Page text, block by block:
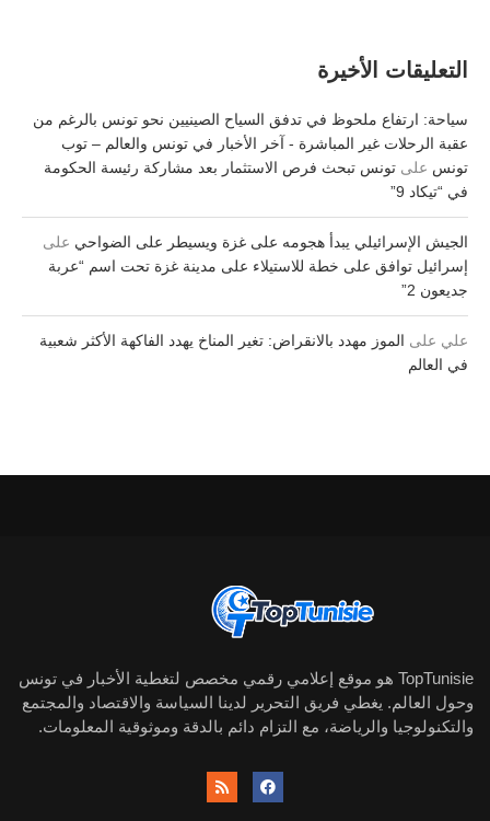
التعليقات الأخيرة
سياحة: ارتفاع ملحوظ في تدفق السياح الصينيين نحو تونس بالرغم من
عقبة الرحلات غير المباشرة - آخر الأخبار في تونس والعالم – توب
تونس على تونس تبحث فرص الاستثمار بعد مشاركة رئيسة الحكومة
في “تيكاد 9”
الجيش الإسرائيلي يبدأ هجومه على غزة ويسيطر على الضواحي على
إسرائيل توافق على خطة للاستيلاء على مدينة غزة تحت اسم “عربة
جديعون 2”
علي على الموز مهدد بالانقراض: تغير المناخ يهدد الفاكهة الأكثر شعبية
في العالم
TopTunisie هو موقع إعلامي رقمي مخصص لتغطية الأخبار في تونس
وحول العالم. يغطي فريق التحرير لدينا السياسة والاقتصاد والمجتمع
والتكنولوجيا والرياضة، مع التزام دائم بالدقة وموثوقية المعلومات.